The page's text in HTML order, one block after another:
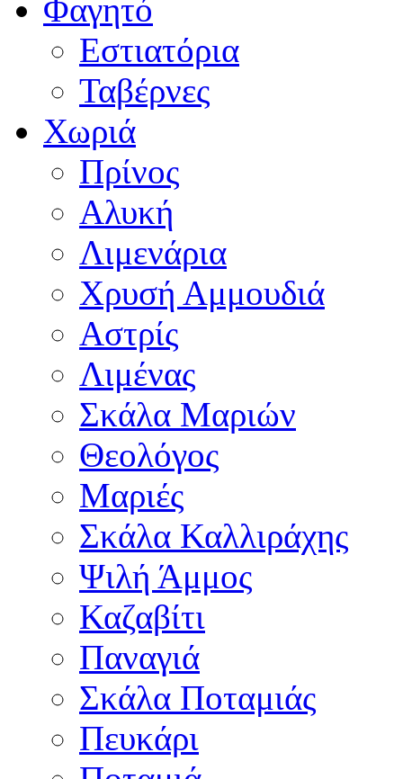
Φαγητό
Εστιατόρια
Ταβέρνες
Χωριά
Πρίνος
Αλυκή
Λιμενάρια
Χρυσή Αμμουδιά
Αστρίς
Λιμένας
Σκάλα Μαριών
Θεολόγος
Μαριές
Σκάλα Καλλιράχης
Ψιλή Άμμος
Καζαβίτι
Παναγιά
Σκάλα Ποταμιάς
Πευκάρι